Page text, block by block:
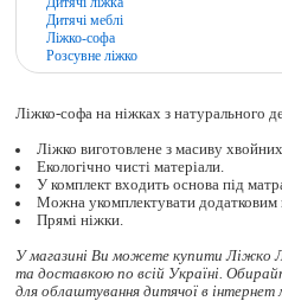
Дитячі меблі
Ліжко-софа
Розсувне ліжко
Ліжко-софа на ніжках з натурального
Ліжко виготовлене з масиву
Екологічно чисті матеріали.
У комплект входить основа під
Можна укомплектувати додатковим
Прямі ніжки.
У магазині Ви можете купити Ліжко
та доставкою по всій Україні.
для облаштування дитячої в інтернет